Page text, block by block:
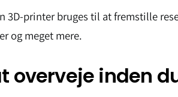
3D-printer bruges til at fremstille
og meget mere.
inden